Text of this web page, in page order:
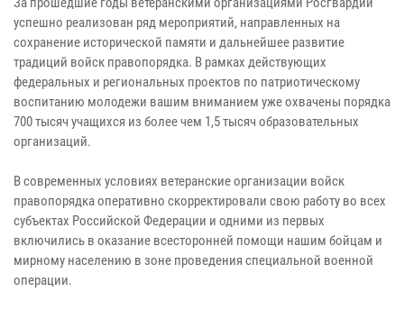
успешно реализован ряд мероприятий, направленных на
сохранение исторической памяти и дальнейшее развитие
традиций войск правопорядка. В рамках действующих
федеральных и региональных проектов по патриотическому
воспитанию молодежи вашим вниманием уже охвачены порядка
700 тысяч учащихся из более чем 1,5 тысяч образовательных
организаций.
В современных условиях ветеранские организации войск
правопорядка оперативно скорректировали свою работу во всех
субъектах Российской Федерации и одними из первых
включились в оказание всесторонней помощи нашим бойцам и
мирному населению в зоне проведения специальной военной
операции.